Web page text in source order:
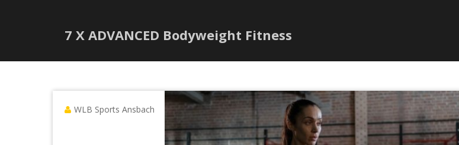
7 X ADVANCED Bodyweight Fitness
WLB Sports Ansbach